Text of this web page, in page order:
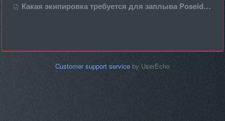
Какая экипировка требуется для заплыва Poseidon?
Customer support service by UserEcho